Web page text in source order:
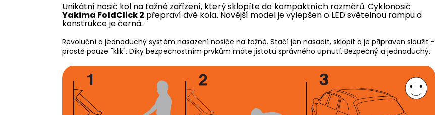
Unikátní nosič kol na tažné zařízení, který sklopíte do kompaktních rozměrů. Cyklonosič
Yakima FoldClick 2 přepraví dvě kola. Novější model je vylepšen o LED světelnou rampu a
konstrukce je černá.
Revoluční a jednoduchý systém nasazení nosiče na tažné. Stačí jen nasadit, sklopit a je připraven sloužit -
prostě pouze "klik". Díky bezpečnostním prvkům máte jistotu správného upnutí. Bezpečný a jednoduchý.